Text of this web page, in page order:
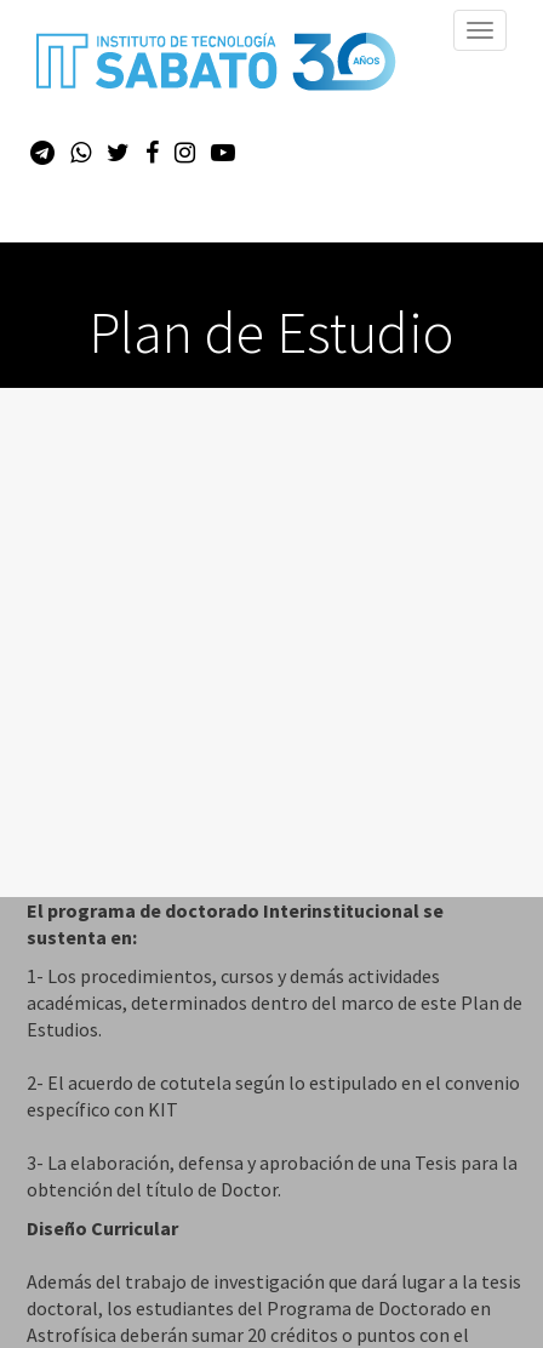
Toggle
Plan de Estudio
El programa de doctorado Interinstitucional se
sustenta en:
1- Los procedimientos, cursos y demás actividades
académicas, determinados dentro del marco de este Plan de
Estudios.
2- El acuerdo de cotutela según lo estipulado en el convenio
específico con KIT
3- La elaboración, defensa y aprobación de una Tesis para la
obtención del título de Doctor.
Diseño Curricular
Además del trabajo de investigación que dará lugar a la tesis
doctoral, los estudiantes del Programa de Doctorado en
Astrofísica deberán sumar 20 créditos o puntos con el